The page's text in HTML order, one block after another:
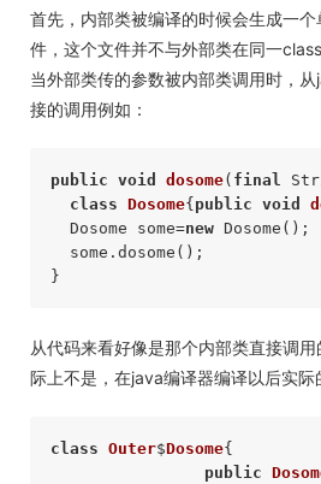
首先，内部类被编译的时候会生成一
件，这个文件并不与外部类在同一class
当外部类传的参数被内部类调用时，
接的调用例如：
public void dosome( final
class Dosome{public void
  Dosome some=
new Dosome();
  some.dosome();
从代码来看好像是那个内部类直接调
际上不是，在java编译器编译以后实际
class Outer$Dosome{
public